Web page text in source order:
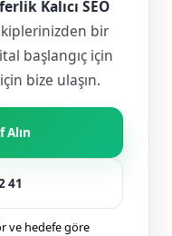
Kalıcı SEO
bir
başlangıç için
bize ulaşın.
Alın
41
ve hedefe göre